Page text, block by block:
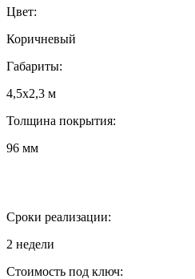
Цвет:
Коричневый
Габариты:
4,5х2,3 м
Толщина покрытия:
96 мм
Сроки реализации:
2 недели
Стоимость под ключ: